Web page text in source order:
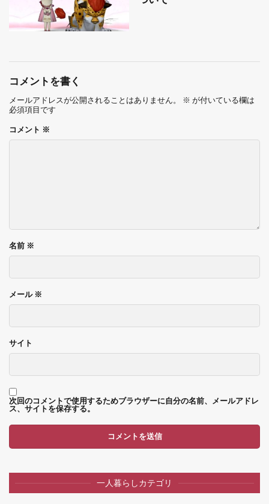
コメントを書く
メールアドレスが公開されることはありません。 ※ が付いている欄は
必須項目です
コメント ※
名前 ※
メール ※
サイト
次回のコメントで使用するためブラウザーに自分の名前、メールアドレ
ス、サイトを保存する。
一人暮らしカテゴリ